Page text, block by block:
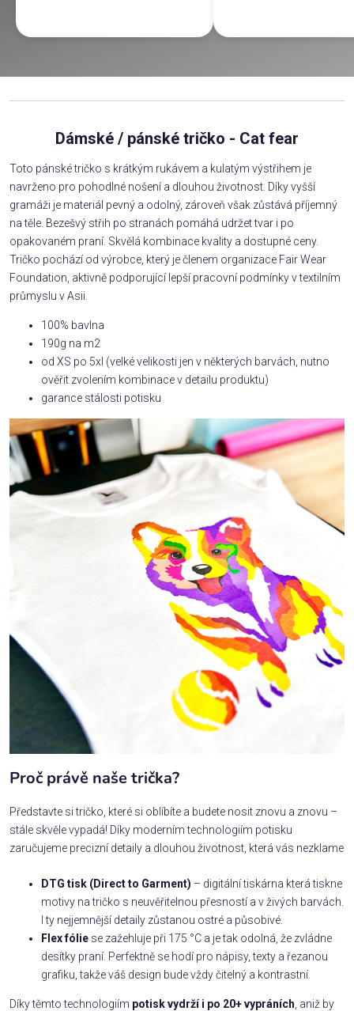
Dámské / pánské tričko - Cat fear
Toto pánské tričko s krátkým rukávem a kulatým výstřihem je
navrženo pro pohodlné nošení a dlouhou životnost. Díky vyšší
gramáži je materiál pevný a odolný, zároveň však zůstává příjemný
na těle. Bezešvý střih po stranách pomáhá udržet tvar i po
opakovaném praní. Skvělá kombinace kvality a dostupné ceny.
Tričko pochází od výrobce, který je členem organizace Fair Wear
Foundation, aktivně podporující lepší pracovní podmínky v textilním
průmyslu v Asii.
100% bavlna
190g na m2
od XS po 5xl (velké velikosti jen v některých barvách, nutno
ověřit zvolením kombinace v detailu produktu)
garance stálosti potisku
Proč právě naše trička?
Představte si tričko, které si oblíbíte a budete nosit znovu a znovu –
stále skvěle vypadá! Díky moderním technologiím potisku
zaručujeme precizní detaily a dlouhou životnost, která vás nezklame
DTG tisk (Direct to Garment) – digitální tiskárna která tiskne
motivy na tričko s neuvěřitelnou přesností a v živých barvách.
I ty nejjemnější detaily zůstanou ostré a působivé.
Flex fólie se zažehluje při 175 °C a je tak odolná, že zvládne
desítky praní. Perfektně se hodí pro nápisy, texty a řezanou
grafiku, takže váš design bude vždy čitelný a kontrastní.
Díky těmto technologiím potisk vydrží i po 20+ vypráních , aniž by